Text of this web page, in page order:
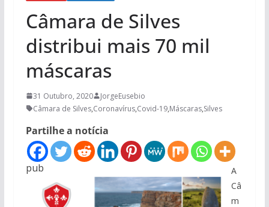
Câmara de Silves
distribui mais 70 mil
máscaras
31 Outubro, 2020
JorgeEusebio
Câmara de Silves,Coronavírus,Covid-19,Máscaras,Silves
Partilhe a notícia
pub
A
Câ
m